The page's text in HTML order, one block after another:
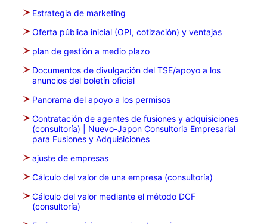
Estrategia de marketing
Oferta pública inicial (OPI, cotización) y ventajas
plan de gestión a medio plazo
Documentos de divulgación del TSE/apoyo a los
anuncios del boletín oficial
Panorama del apoyo a los permisos
Contratación de agentes de fusiones y adquisiciones
(consultoría) | Nuevo-Japon Consultoria Empresarial
para Fusiones y Adquisiciones
ajuste de empresas
Cálculo del valor de una empresa (consultoría)
Cálculo del valor mediante el método DCF
(consultoría)